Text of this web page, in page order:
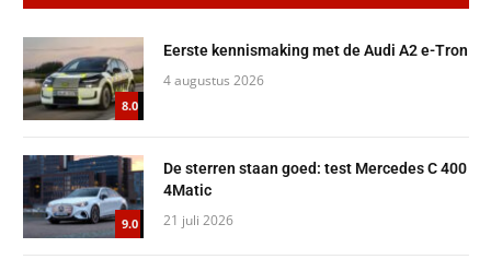
8.0
Eerste kennismaking met de Audi A2 e-Tron
4 augustus 2026
9.0
De sterren staan goed: test Mercedes C 400
4Matic
21 juli 2026